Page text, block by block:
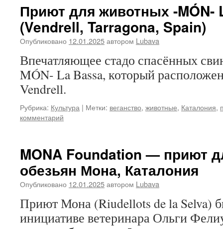
Приют для животных -MÓN-
(Vendrell, Tarragona, Spain)
Опубликовано 12.01.2025автором Lubava
Впечатляющее стадо спасённых
MÓN- La Bassa, который
Vendrell.
Рубрика: Культура | Метки: веганство, животные, Каталония,
комментарий
MONA Foundation — приют
обезьян Мона, Каталония
Опубликовано 12.01.2025автором Lubava
Приют Мона (Riudellots de la Selva)
инициативе ветеринара Ольги